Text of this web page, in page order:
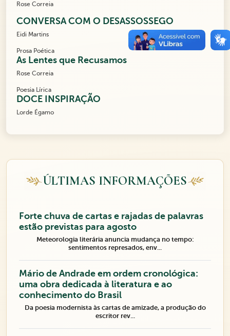
Rose Correia
CONVERSA COM O DESASSOSSEGO
Eidi Martins
Prosa Poética
As Lentes que Recusamos
Rose Correia
Poesia Lírica
DOCE INSPIRAÇÃO
Lorde Égamo
ÚLTIMAS INFORMAÇÕES
Forte chuva de cartas e rajadas de palavras
estão previstas para agosto
Meteorologia literária anuncia mudança no tempo:
sentimentos represados, env...
Mário de Andrade em ordem cronológica:
uma obra dedicada à literatura e ao
conhecimento do Brasil
Da poesia modernista às cartas de amizade, a produção do
escritor rev...